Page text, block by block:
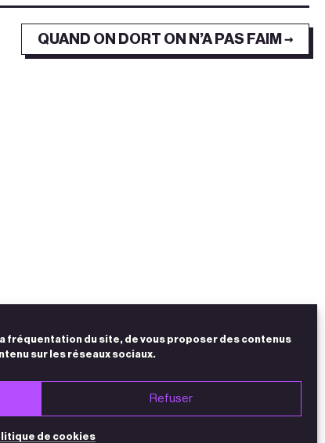
fréquentation du site, de vous proposer des contenus
sur les réseaux sociaux.
Refuser
de cookies
QUAND ON DORT ON N’A PAS FAIM →